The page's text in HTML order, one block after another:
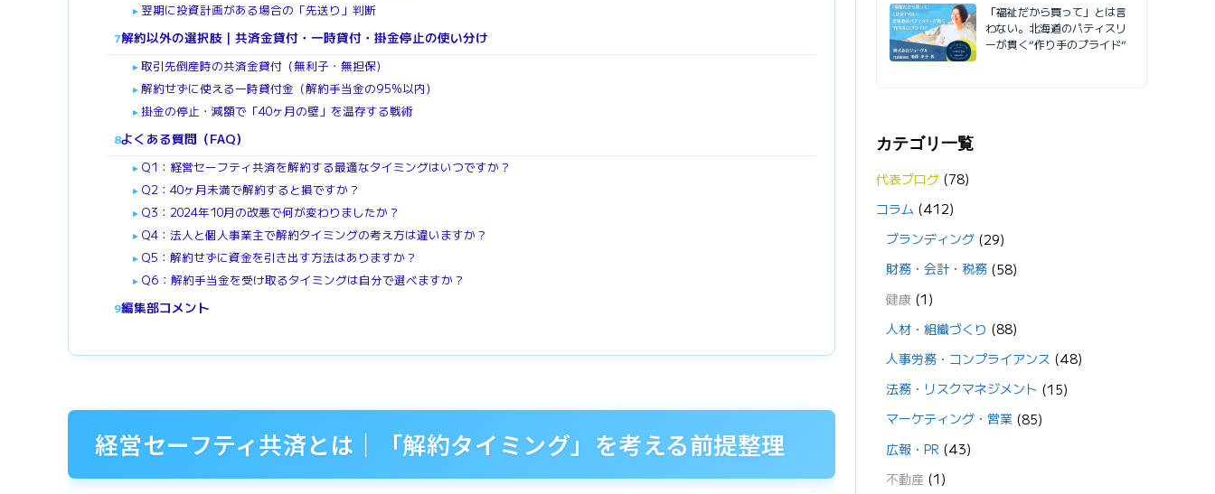
► 翌期に投資計画がある場合の「先送り」判断
7解約以外の選択肢｜共済金貸付・一時貸付・掛金停止の使い分け
► 取引先倒産時の共済金貸付（無利子・無担保）
► 解約せずに使える一時貸付金（解約手当金の95%以内）
► 掛金の停止・減額で「40ヶ月の壁」を温存する戦術
8よくある質問（FAQ）
► Q1：経営セーフティ共済を解約する最適なタイミングはいつですか？
► Q2：40ヶ月未満で解約すると損ですか？
► Q3：2024年10月の改悪で何が変わりましたか？
► Q4：法人と個人事業主で解約タイミングの考え方は違いますか？
► Q5：解約せずに資金を引き出す方法はありますか？
► Q6：解約手当金を受け取るタイミングは自分で選べますか？
9編集部コメント
経営セーフティ共済とは｜「解約タイミング」を考える前提整理
「福祉だから買って」とは言
わない。北海道のパティスリ
ーが貫く“作り手のプライド”
カテゴリ一覧
代表ブログ (78)
コラム (412)
ブランディング(29)
財務・会計・税務(58)
健康(1)
人材・組織づくり (88)
人事労務・コンプライアンス (48)
法務・リスクマネジメント (15)
マーケティング・営業 (85)
広報・PR (43)
不動産 (1)